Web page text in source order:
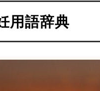
用語辞典